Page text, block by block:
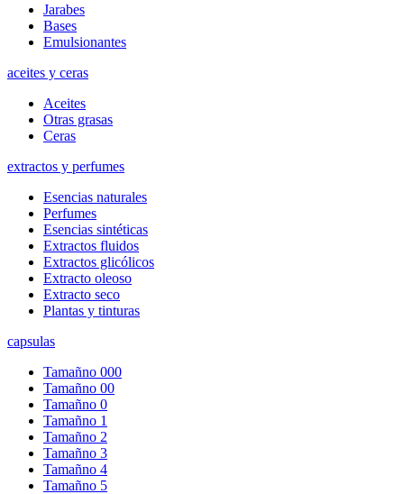
Jarabes
Bases
Emulsionantes
aceites y ceras
Aceites
Otras grasas
Ceras
extractos y perfumes
Esencias naturales
Perfumes
Esencias sintéticas
Extractos fluidos
Extractos glicólicos
Extracto oleoso
Extracto seco
Plantas y tinturas
capsulas
Tamañno 000
Tamañno 00
Tamañno 0
Tamañno 1
Tamañno 2
Tamañno 3
Tamañno 4
Tamañno 5